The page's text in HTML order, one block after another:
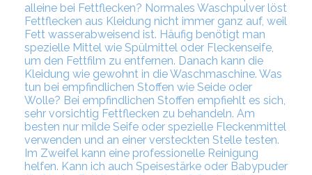
alleine bei Fettflecken? Normales Waschpulver löst
Fettflecken aus Kleidung nicht immer ganz auf, weil
Fett wasserabweisend ist. Häufig benötigt man
spezielle Mittel wie Spülmittel oder Fleckenseife,
um den Fettfilm zu entfernen. Danach kann die
Kleidung wie gewohnt in die Waschmaschine. Was
tun bei empfindlichen Stoffen wie Seide oder
Wolle? Bei empfindlichen Stoffen empfiehlt es sich,
sehr vorsichtig Fettflecken zu behandeln. Am
besten nur milde Seife oder spezielle Fleckenmittel
verwenden und an einer versteckten Stelle testen.
Im Zweifel kann eine professionelle Reinigung
helfen. Kann ich auch Speisestärke oder Babypuder